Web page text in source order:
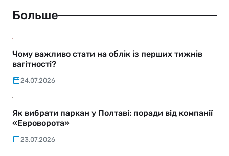
Больше
Чому важливо стати на облік із перших тижнів
вагітності?
24.07.2026
Як вибрати паркан у Полтаві: поради від компанії
«Евроворота»
23.07.2026